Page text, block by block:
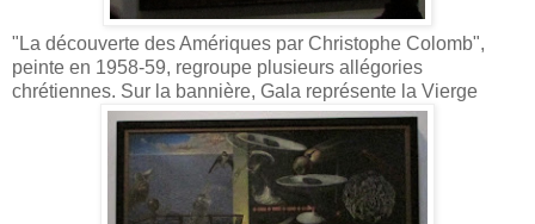
"La découverte des Amériques par Christophe Colomb",
peinte en 1958-59, regroupe plusieurs allégories
chrétiennes. Sur la bannière, Gala représente la Vierge